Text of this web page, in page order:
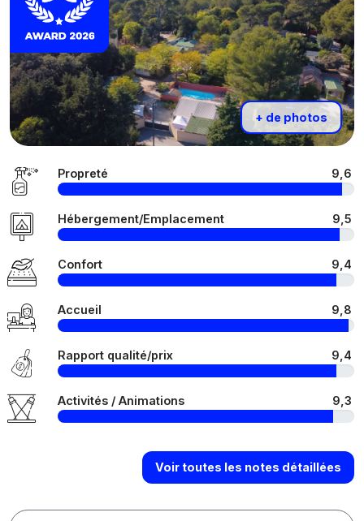
+ de photos
Propreté 9,6
Hébergement/Emplacement 9,5
Confort 9,4
Accueil 9,8
Rapport qualité/prix 9,4
Activités / Animations 9,3
Voir toutes les notes détaillées